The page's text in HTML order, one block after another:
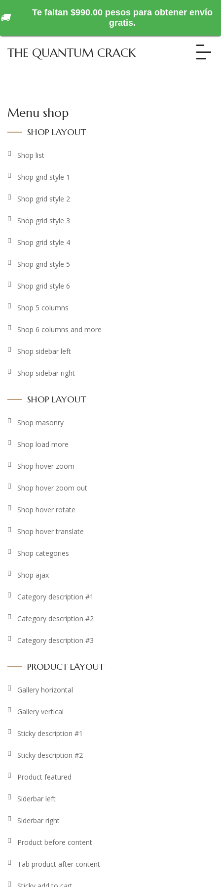
THE QUANTUM CRACK
Menu shop
SHOP LAYOUT
Shop list
Shop grid style 1
Shop grid style 2
Shop grid style 3
Shop grid style 4
Shop grid style 5
Shop grid style 6
Shop 5 columns
Shop 6 columns and more
Shop sidebar left
Shop sidebar right
SHOP LAYOUT
Shop masonry
Shop load more
Shop hover zoom
Shop hover zoom out
Shop hover rotate
Shop hover translate
Shop categories
Shop ajax
Category description #1
Category description #2
Category description #3
PRODUCT LAYOUT
Gallery horizontal
Gallery vertical
Sticky description #1
Sticky description #2
Product featured
Siderbar left
Siderbar right
Product before content
Tab product after content
🚚
Te faltan $990.00 pesos para obtener envío
gratis.